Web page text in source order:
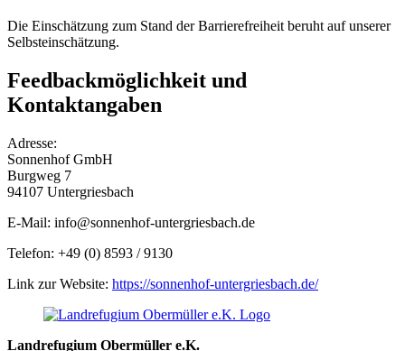
Die Einschätzung zum Stand der Barrierefreiheit beruht auf unserer
Selbsteinschätzung.
Feedbackmöglichkeit und
Kontaktangaben
Adresse:
Sonnenhof GmbH
Burgweg 7
94107 Untergriesbach
E-Mail: info@sonnenhof-untergriesbach.de
Telefon: +49 (0) 8593 / 9130
Link zur Website: https://sonnenhof-untergriesbach.de/
Landrefugium Obermüller e.K.